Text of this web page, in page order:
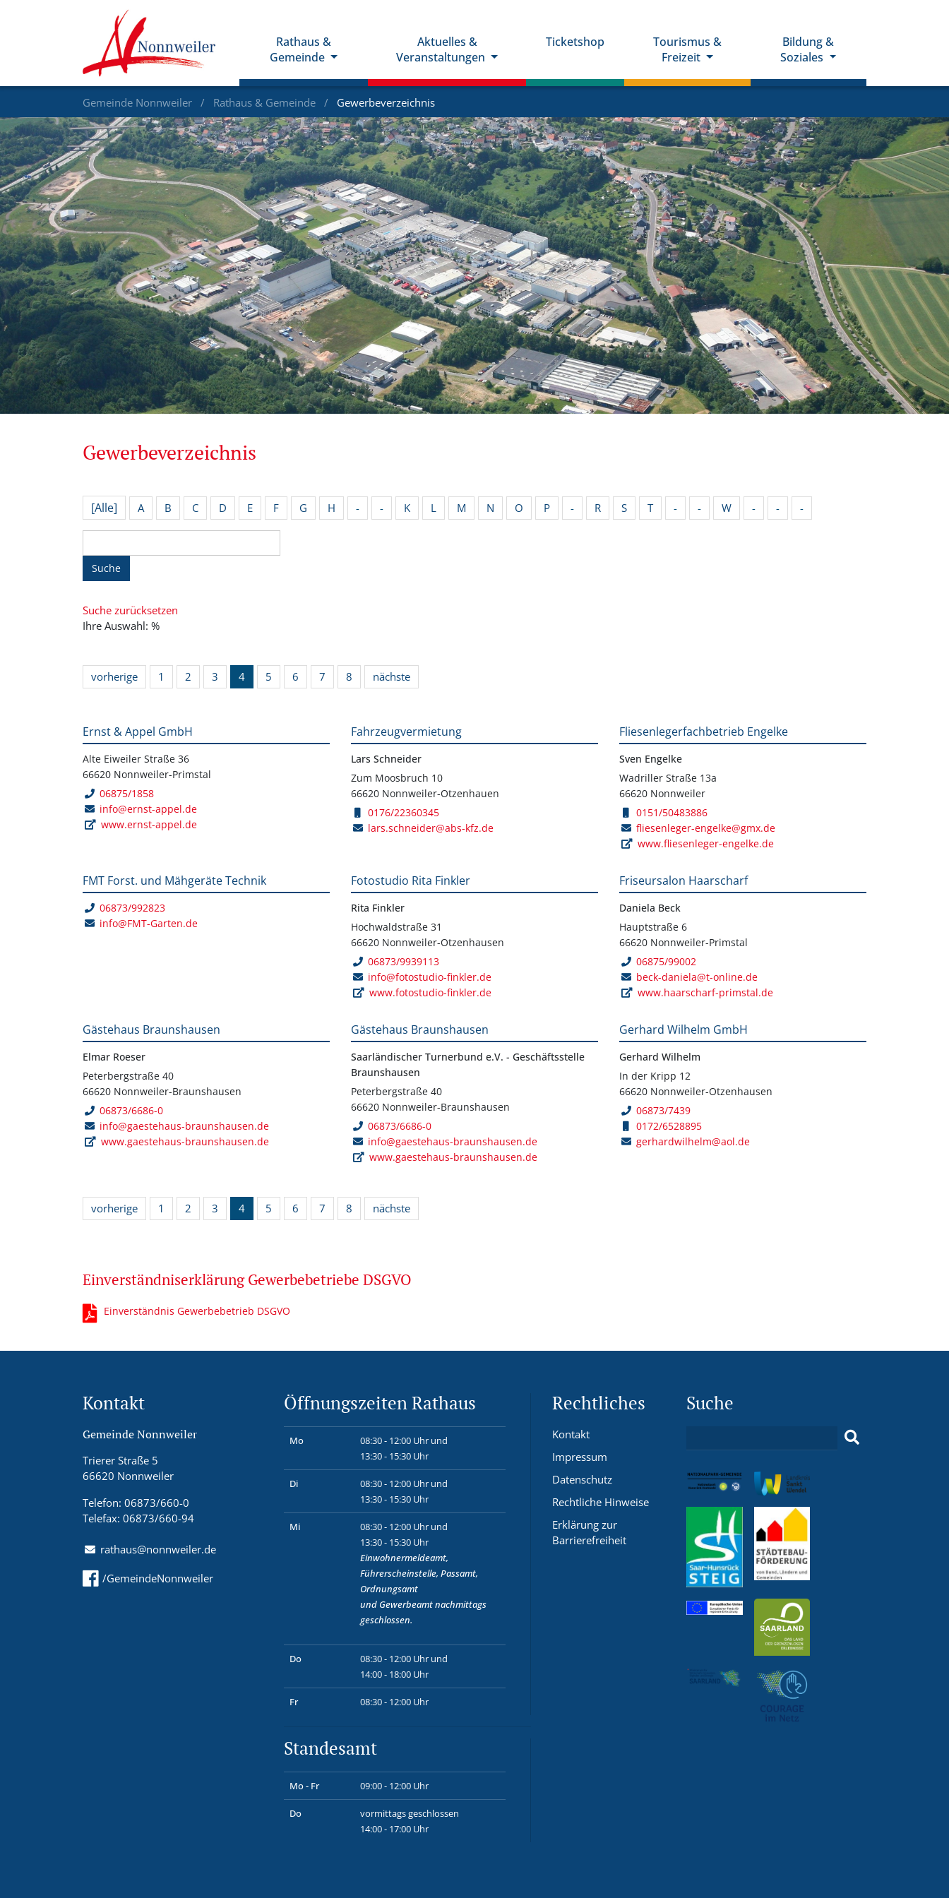
Rathaus &
Gemeinde
Aktuelles &
Veranstaltungen
Ticketshop
Tourismus &
Freizeit
Bildung &
Soziales
Gemeinde Nonnweiler Rathaus & Gemeinde Gewerbeverzeichnis
Gewerbeverzeichnis
[Alle] A B C D E F G H - - K L M N O P - R S T - - W - - -
Suche
Suche zurücksetzen
Ihre Auswahl: %
vorherige 1 2 3 4 5 6 7 8 nächste
Ernst & Appel GmbH
Alte Eiweiler Straße 36
66620 Nonnweiler-Primstal
06875/1858
info@ernst-appel.de
www.ernst-appel.de
Fahrzeugvermietung
Lars Schneider
Zum Moosbruch 10
66620 Nonnweiler-Otzenhauen
0176/22360345
lars.schneider@abs-kfz.de
Fliesenlegerfachbetrieb Engelke
Sven Engelke
Wadriller Straße 13a
66620 Nonnweiler
0151/50483886
fliesenleger-engelke@gmx.de
www.fliesenleger-engelke.de
FMT Forst. und Mähgeräte Technik
06873/992823
info@FMT-Garten.de
Fotostudio Rita Finkler
Rita Finkler
Hochwaldstraße 31
66620 Nonnweiler-Otzenhausen
06873/9939113
info@fotostudio-finkler.de
www.fotostudio-finkler.de
Friseursalon Haarscharf
Daniela Beck
Hauptstraße 6
66620 Nonnweiler-Primstal
06875/99002
beck-daniela@t-online.de
www.haarscharf-primstal.de
Gästehaus Braunshausen
Elmar Roeser
Peterbergstraße 40
66620 Nonnweiler-Braunshausen
06873/6686-0
info@gaestehaus-braunshausen.de
www.gaestehaus-braunshausen.de
Gästehaus Braunshausen
Saarländischer Turnerbund e.V. - Geschäftsstelle
Braunshausen
Peterbergstraße 40
66620 Nonnweiler-Braunshausen
06873/6686-0
info@gaestehaus-braunshausen.de
www.gaestehaus-braunshausen.de
Gerhard Wilhelm GmbH
Gerhard Wilhelm
In der Kripp 12
66620 Nonnweiler-Otzenhausen
06873/7439
0172/6528895
gerhardwilhelm@aol.de
vorherige 1 2 3 4 5 6 7 8 nächste
Einverständniserklärung Gewerbebetriebe DSGVO
Einverständnis Gewerbebetrieb DSGVO
Kontakt
Gemeinde Nonnweiler
Trierer Straße 5
66620 Nonnweiler
Telefon: 06873/660-0
Telefax: 06873/660-94
rathaus@nonnweiler.de
/GemeindeNonnweiler
Öffnungszeiten Rathaus
Mo
08:30 - 12:00 Uhr und
13:30 - 15:30 Uhr
Di
08:30 - 12:00 Uhr und
13:30 - 15:30 Uhr
Mi
08:30 - 12:00 Uhr und
13:30 - 15:30 Uhr
Einwohnermeldeamt,
Führerscheinstelle, Passamt,
Ordnungsamt
und Gewerbeamtnachmittags
geschlossen.
Do
08:30 - 12:00 Uhr und
14:00 - 18:00 Uhr
Fr 08:30 - 12:00 Uhr
Standesamt
Mo - Fr 09:00 - 12:00 Uhr
Do
vormittags geschlossen
14:00 - 17:00 Uhr
Rechtliches
Kontakt
Impressum
Datenschutz
Rechtliche Hinweise
Erklärung zur
Barrierefreiheit
Suche